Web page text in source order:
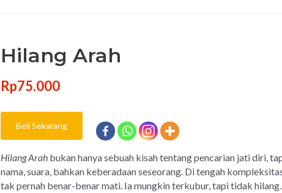
Hilang Arah
Rp75.000
Beli Sekarang
Hilang Arah bukan hanya sebuah kisah tentang pencarian jati diri,
nama, suara, bahkan keberadaan seseorang. Di tengah
tak pernah benar-benar mati. Ia mungkin terkubur, tapi tidak hilang.